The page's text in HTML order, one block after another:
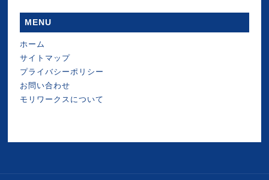
MENU
ホーム
サイトマップ
プライバシーポリシー
お問い合わせ
モリワークスについて